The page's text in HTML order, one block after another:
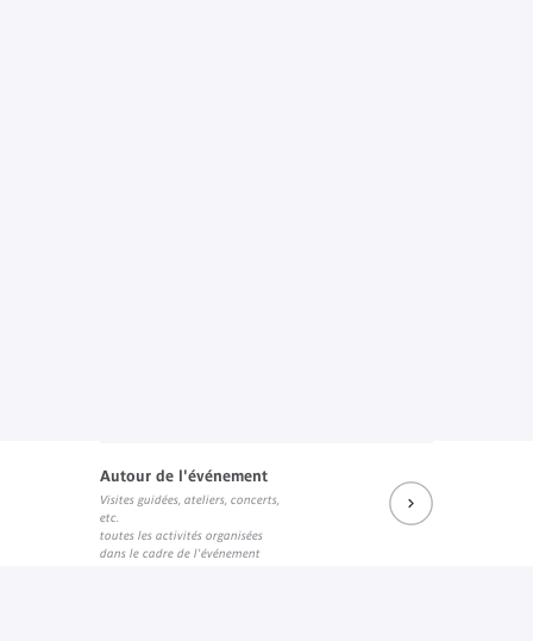
Autour de l'événement
Visites guidées, ateliers, concerts,
etc.
toutes les activités organisées
dans le cadre de l'événement